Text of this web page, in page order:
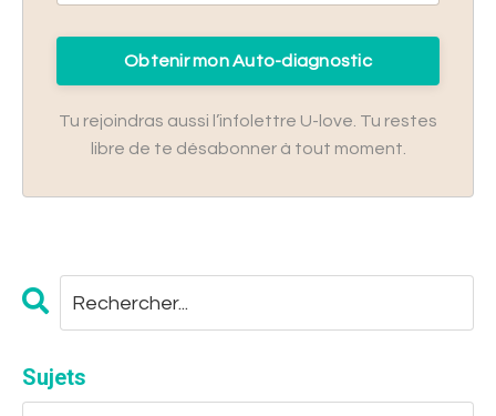
Obtenir mon Auto-diagnostic
Tu rejoindras aussi l’infolettre U-love. Tu restes
libre de te désabonner à tout moment.
Sujets